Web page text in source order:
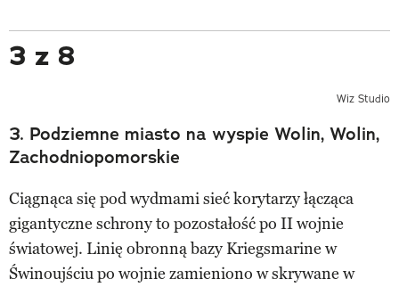
3 z 8
Wiz Studio
3. Podziemne miasto na wyspie Wolin, Wolin,
Zachodniopomorskie
Ciągnąca się pod wydmami sieć korytarzy łącząca
gigantyczne schrony to pozostałość po II wojnie
światowej. Linię obronną bazy Kriegsmarine w
Świnoujściu po wojnie zamieniono w skrywane w